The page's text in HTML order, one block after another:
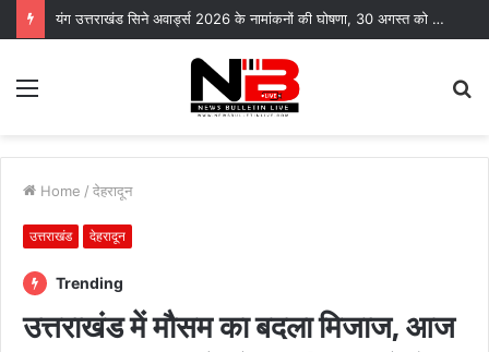
यंग उत्तराखंड सिने अवार्ड्स 2026 के नामांकनों की घोषणा, 30 अगस्त को भारत मंडपम में होगा भव्य समारोह
Menu
Home / देहरादून
उत्तराखंड देहरादून
Trending
उत्तराखंड में मौसम का बदला मिजाज, आज